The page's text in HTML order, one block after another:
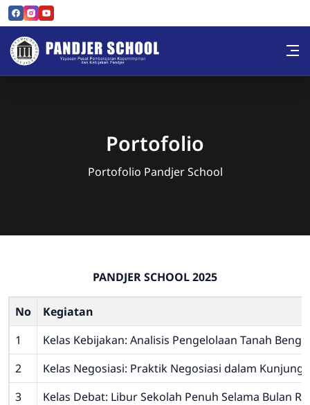
Skip to Content
Pandjer School
Portofolio
Portofolio Pandjer School
PANDJER SCHOOL 2025
No
Kegiatan
1
Kelas Kebijakan: Analisis Pengelolaan Tanah
2
Kelas Negosiasi: Praktik Negosiasi dalam
3
Kelas Debat: Libur Sekolah Penuh Selama Bulan